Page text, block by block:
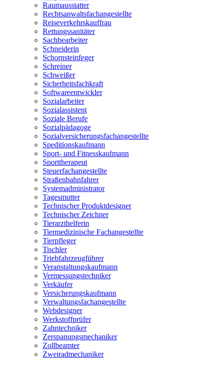
Raumausstatter
Rechtsanwaltsfachangestellte
Reiseverkehrskauffrau
Rettungssanitäter
Sachbearbeiter
Schneiderin
Schornsteinfeger
Schreiner
Schweißer
Sicherheitsfachkraft
Softwareentwickler
Sozialarbeiter
Sozialassistent
Soziale Berufe
Sozialpädagoge
Sozialversicherungsfachangestellte
Speditionskaufmann
Sport- und Fitnesskaufmann
Sporttherapeut
Steuerfachangestellte
Straßenbahnfahrer
Systemadministrator
Tagesmutter
Technischer Produktdesigner
Technischer Zeichner
Tierarzthelferin
Tiermedizinische Fachangestellte
Tierpfleger
Tischler
Triebfahrzeugführer
Veranstaltungskaufmann
Vermessungstechniker
Verkäufer
Versicherungskaufmann
Verwaltungsfachangestellte
Webdesigner
Werkstoffprüfer
Zahntechniker
Zerspanungsmechaniker
Zollbeamter
Zweiradmechaniker